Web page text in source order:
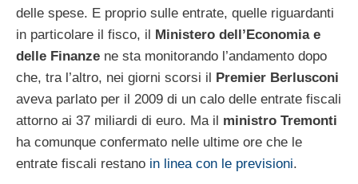
delle spese. E proprio sulle entrate, quelle riguardanti
in particolare il fisco, il Ministero dell’Economia e
delle Finanze ne sta monitorando l’andamento dopo
che, tra l’altro, nei giorni scorsi il Premier Berlusconi
aveva parlato per il 2009 di un calo delle entrate fiscali
attorno ai 37 miliardi di euro. Ma il ministro Tremonti
ha comunque confermato nelle ultime ore che le
entrate fiscali restano in linea con le previsioni.